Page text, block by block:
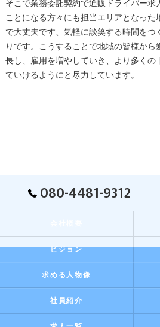
そこで業務委託契約で通販ドライバー求
ことになる方々にも担当エリアとなっ
で大丈夫です、気軽に談笑する時間を
りです。こうすることで地域の皆様か
長し、雇用を増やしていき、より多くの
ていけるようにと尽力しています。
080-4481-9312
ビジョン
求める人物像
社員紹介